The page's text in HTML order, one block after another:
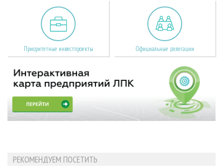
Приоритетные инвестпроекты Официальные делегации
РЕКОМЕНДУЕМ ПОСЕТИТЬ